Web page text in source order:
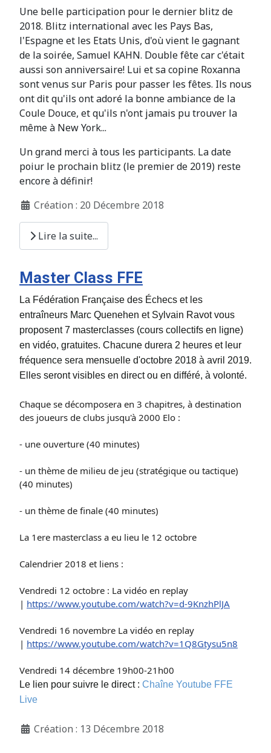
Une belle participation pour le dernier blitz de
2018. Blitz international avec les Pays Bas,
l'Espagne et les Etats Unis, d'où vient le gagnant
de la soirée, Samuel KAHN. Double fête car c'était
aussi son anniversaire! Lui et sa copine Roxanna
sont venus sur Paris pour passer les fêtes. Ils nous
ont dit qu'ils ont adoré la bonne ambiance de la
Coule Douce, et qu'ils n'ont jamais pu trouver la
même à New York...
Un grand merci à tous les participants. La date
poiur le prochain blitz (le premier de 2019) reste
encore à définir!
Création : 20 Décembre 2018
Lire la suite...
Master Class FFE
La Fédération Française des Échecs et les
entraîneurs Marc Quenehen et Sylvain Ravot vous
proposent 7 masterclasses (cours collectifs en ligne)
en vidéo, gratuites. Chacune durera 2 heures et leur
fréquence sera mensuelle d'octobre 2018 à avril 2019.
Elles seront visibles en direct ou en différé, à volonté.
Chaque se décomposera en 3 chapitres, à destination
des joueurs de clubs jusqu'à 2000 Elo :
- une ouverture (40 minutes)
- un thème de milieu de jeu (stratégique ou tactique)
(40 minutes)
- un thème de finale (40 minutes)
La 1ere masterclass a eu lieu le 12 octobre
Calendrier 2018 et liens :
Vendredi 12 octobre : La vidéo en replay
| https://www.youtube.com/watch?v=d-9KnzhPlJA
Vendredi 16 novembre La vidéo en replay
| https://www.youtube.com/watch?v=1Q8Gtysu5n8
Vendredi 14 décembre 19h00-21h00
Le lien pour suivre le direct : Chaîne Youtube FFE
Live
Création : 13 Décembre 2018